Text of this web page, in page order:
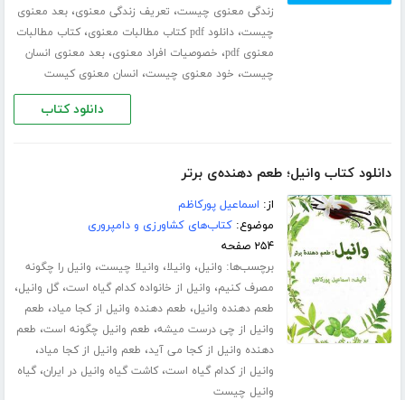
زندگی معنوی چیست، تعریف زندگی معنوی،بعد معنوی
چیست،دانلود pdf کتاب مطالبات معنوی ،کتاب مطالبات
معنوی pdf
، خصوصیات افراد معنوی،بعد معنوی انسان
چیست، خود معنوی چیست، انسان معنوی کیست
دانلود کتاب
دانلود کتاب وانیل؛ طعم دهنده‌ی برتر
از: اسماعیل پورکاظم
موضوع:کتاب‌های کشاورزی و دامپروری
۲۵۴ صفحه
برچسب‌ها: وانیل، وانیلا، وانیلا چیست، وانیل را چگونه
مصرف کنیم، وانیل از خانواده کدام گیاه است،گل وانیل،
طعم دهنده وانیل، طعم دهنده وانیل از کجا میاد، طعم
وانیل از چی درست میشه، طعم وانیل چگونه است، طعم
دهنده وانیل از کجا می آید، طعم وانیل از کجا میاد،
وانیل از کدام گیاه است،کاشت گیاه وانیل در ایران،گیاه
وانیل چیست